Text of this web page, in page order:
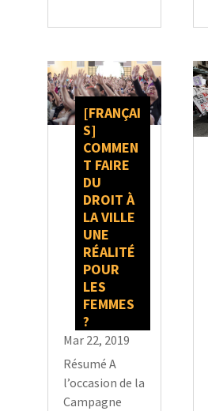
[FRANÇAI
S]
COMMEN
T FAIRE
DU
DROIT À
LA VILLE
UNE
RÉALITÉ
POUR
LES
FEMMES
?
Mar 22, 2019
Résumé A
l’occasion de la
Campagne